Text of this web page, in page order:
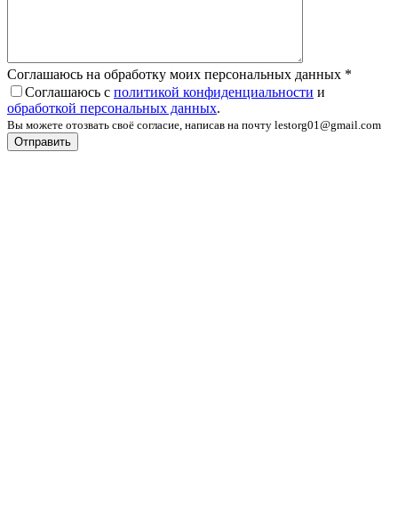
Соглашаюсь на обработку моих персональных данных *
Соглашаюсь с политикой конфиденциальности и
обработкой персональных данных.
Вы можете отозвать своё согласие, написав на почту lestorg01@gmail.com